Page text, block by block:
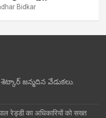
Bidkar
జన్మదిన వేడుకలు.
रेड्डी का अधिकारियों को सख्त